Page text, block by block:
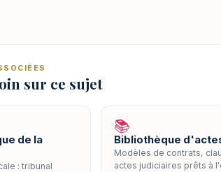
sur ce sujet
de la
: tribunal
📚
Bibliothèque
Modèles de contrats,
actes judiciaires prêts à